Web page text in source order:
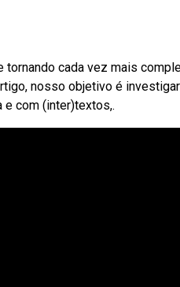
cada vez mais
nosso objetivo é
com (inter)textos,.